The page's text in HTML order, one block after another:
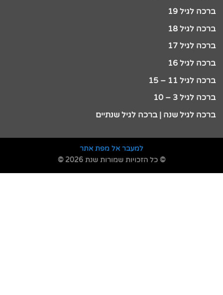
ברכה לגיל 19
ברכה לגיל 18
ברכה לגיל 17
ברכה לגיל 16
ברכה לגיל 11 – 15
ברכה לגיל 3 – 10
ברכה לגיל שנה | ברכה לגיל שנתיים
למעבר אל מפת אתר
© כל הזכויות שמורות שנת 2026 ©